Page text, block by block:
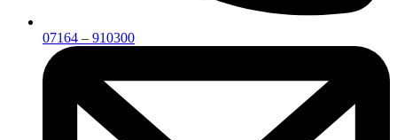
07164 – 910300